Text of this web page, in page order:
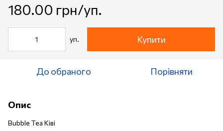
180.00 грн/уп.
уп. Купити
До обраного Порівняти
Опис
Bubble Tea Ківі